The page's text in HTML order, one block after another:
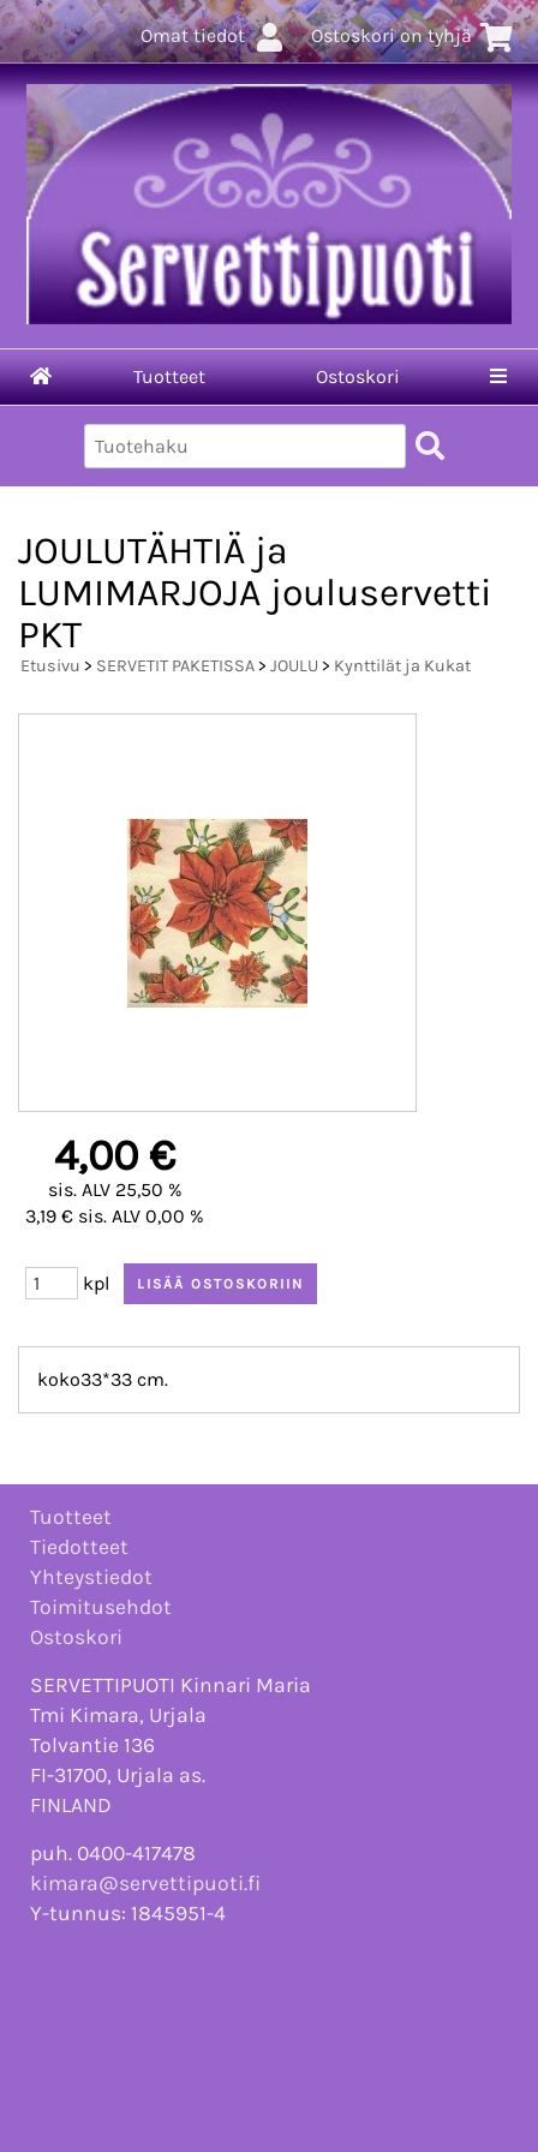
Omat tiedot Ostoskori on tyhjä
Tuotteet Ostoskori
JOULUTÄHTIÄ ja
LUMIMARJOJA jouluservetti
PKT
Etusivu > SERVETIT PAKETISSA> JOULU > Kynttilät ja Kukat
4,00 €
sis. ALV 25,50 %
3,19 € sis. ALV 0,00 %
kpl
koko33*33 cm.
Tuotteet
Tiedotteet
Yhteystiedot
Toimitusehdot
Ostoskori
SERVETTIPUOTI Kinnari Maria
Tmi Kimara, Urjala
Tolvantie 136
FI-31700, Urjala as.
FINLAND
puh. 0400-417478
kimara@servettipuoti.fi
Y-tunnus: 1845951-4